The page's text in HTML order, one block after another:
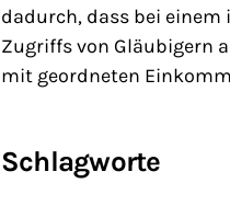
dadurch, dass bei
Zugriffs von Gläubigern
mit geordneten
Schlagworte